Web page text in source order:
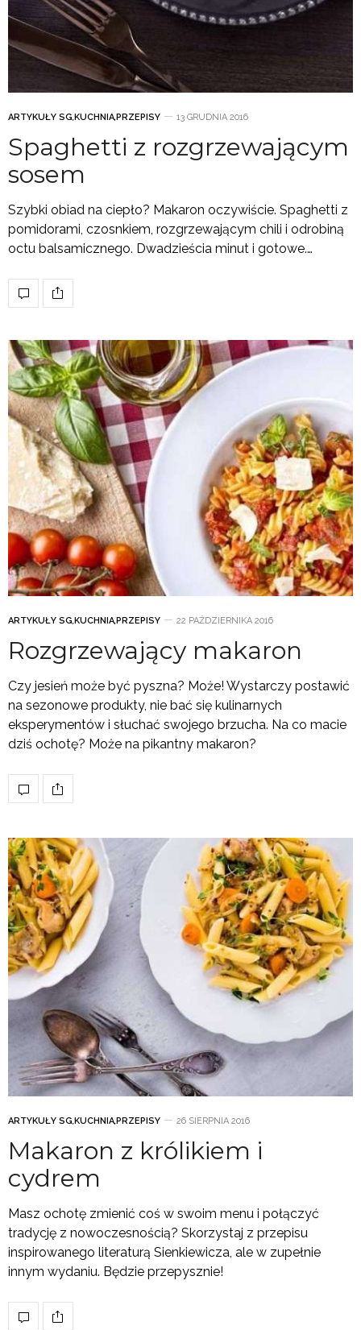
ARTYKUŁY SG,KUCHNIA,PRZEPISY 13 GRUDNIA 2016
Spaghetti z rozgrzewającym
sosem
Szybki obiad na ciepło? Makaron oczywiście. Spaghetti z
pomidorami, czosnkiem, rozgrzewającym chili i odrobiną
octu balsamicznego. Dwadzieścia minut i gotowe.…
ARTYKUŁY SG,KUCHNIA,PRZEPISY 22 PAŹDZIERNIKA 2016
Rozgrzewający makaron
Czy jesień może być pyszna? Może! Wystarczy postawić
na sezonowe produkty, nie bać się kulinarnych
eksperymentów i słuchać swojego brzucha. Na co macie
dziś ochotę? Może na pikantny makaron?
ARTYKUŁY SG,KUCHNIA,PRZEPISY 26 SIERPNIA 2016
Makaron z królikiem i
cydrem
Masz ochotę zmienić coś w swoim menu i połączyć
tradycję z nowoczesnością? Skorzystaj z przepisu
inspirowanego literaturą Sienkiewicza, ale w zupełnie
innym wydaniu. Będzie przepysznie!